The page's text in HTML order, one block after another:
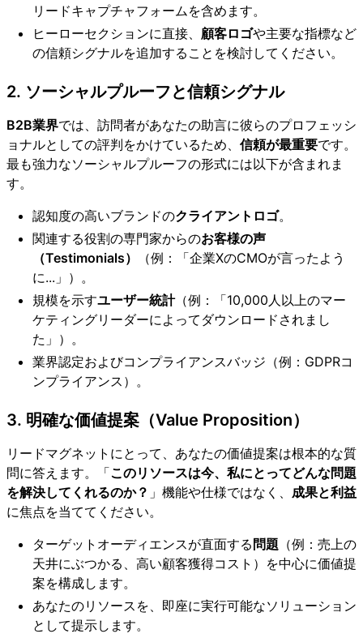
リードキャプチャフォームを含めます。
ヒーローセクションに直接、 顧客ロゴや主要な指標など
の信頼シグナルを追加することを検討してください。
2. ソーシャルプルーフと信頼シグナル
B2B業界では、訪問者があなたの助言に彼らのプロフェッシ
ョナルとしての評判をかけているため、 信頼が最重要です。
最も強力なソーシャルプルーフの形式には以下が含まれま
す。
認知度の高いブランドのクライアントロゴ。
関連する役割の専門家からのお客様の声
（Testimonials）
（例：「企業XのCMOが言ったよう
に...」）。
規模を示すユーザー統計（例：「10,000人以上のマー
ケティングリーダーによってダウンロードされまし
た」）。
業界認定およびコンプライアンスバッジ（例：GDPRコ
ンプライアンス）。
3. 明確な価値提案（Value Proposition）
リードマグネットにとって、あなたの価値提案は根本的な質
問に答えます。「このリソースは今、私にとってどんな問題
を解決してくれるのか？ 」機能や仕様ではなく、 成果と利益
に焦点を当ててください。
ターゲットオーディエンスが直面する問題 （例：売上の
天井にぶつかる、高い顧客獲得コスト）を中心に価値提
案を構成します。
あなたのリソースを、即座に実行可能なソリューション
として提示します。